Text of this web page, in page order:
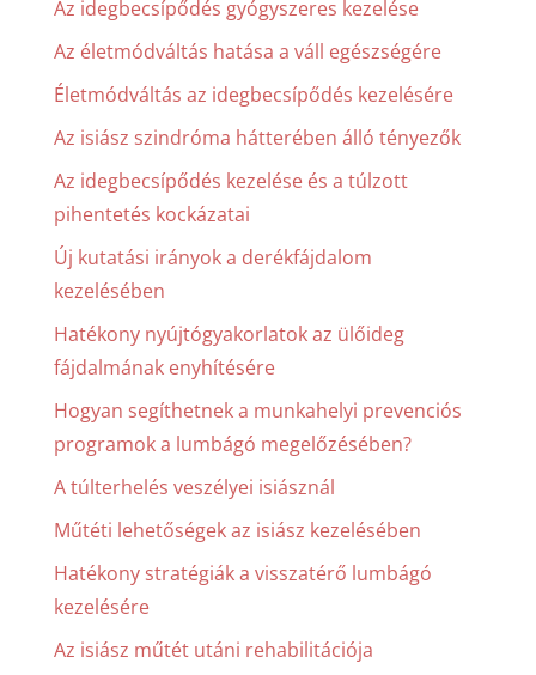
Az idegbecsípődés gyógyszeres kezelése
Az életmódváltás hatása a váll egészségére
Életmódváltás az idegbecsípődés kezelésére
Az isiász szindróma hátterében álló tényezők
Az idegbecsípődés kezelése és a túlzott
pihentetés kockázatai
Új kutatási irányok a derékfájdalom
kezelésében
Hatékony nyújtógyakorlatok az ülőideg
fájdalmának enyhítésére
Hogyan segíthetnek a munkahelyi prevenciós
programok a lumbágó megelőzésében?
A túlterhelés veszélyei isiásznál
Műtéti lehetőségek az isiász kezelésében
Hatékony stratégiák a visszatérő lumbágó
kezelésére
Az isiász műtét utáni rehabilitációja